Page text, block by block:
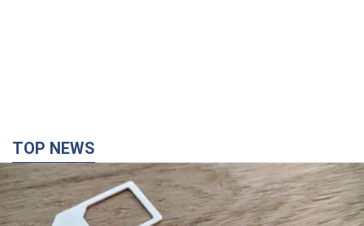
TOP NEWS